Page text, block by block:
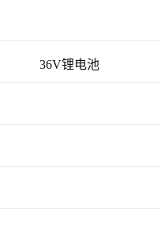
36V锂电池